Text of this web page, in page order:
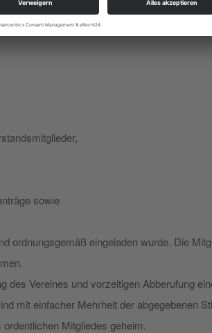
seiner/ihrer Abwesenheit leitet
sowie
ordnungsgemäß eingeladen wurde. Die
Vereines und vorzeitigen Abberufung
mit einfacher Mehrheit der abgegebenen
Mitgliedes geheim.